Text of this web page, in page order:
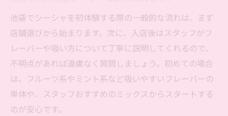
池袋でシーシャを初体験する際の一般的な流れは、まず
店舗選びから始まります。次に、入店後はスタッフがフ
レーバーや吸い方について丁寧に説明してくれるので、
不明点があれば遠慮なく質問しましょう。初めての場合
は、フルーツ系やミント系など吸いやすいフレーバーの
単体や、スタッフおすすめのミックスからスタートする
のが安心です。